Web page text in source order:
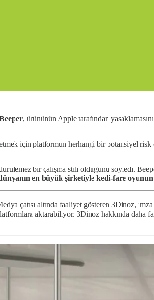
Beeper, ürününün Apple tarafından
için platformun herhangi bir potansiyel risk
bir çalışma stili olduğunu söyledi.
en büyük şirketiyle kedi-fare
çatısı altında faaliyet gösteren 3Dinoz, imza
aktarabiliyor. 3Dinoz hakkında daha